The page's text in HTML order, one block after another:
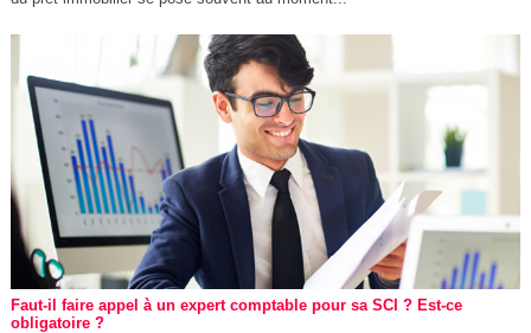
Faut-il faire appel à un expert comptable pour sa SCI ? Est-ce
obligatoire ?